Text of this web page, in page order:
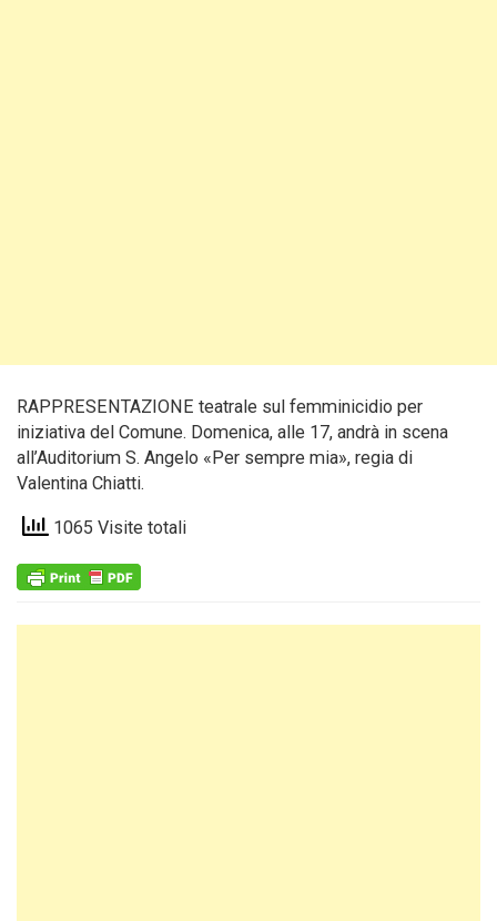
RAPPRESENTAZIONE teatrale sul femminicidio per
iniziativa del Comune. Domenica, alle 17, andrà in scena
all’Auditorium S. Angelo «Per sempre mia», regia di
Valentina Chiatti.
1065 Visite totali